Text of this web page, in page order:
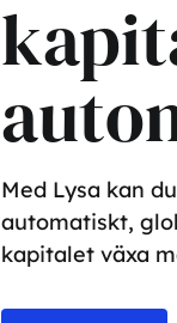
Med Lysa kan
automatiskt,
kapitalet växa